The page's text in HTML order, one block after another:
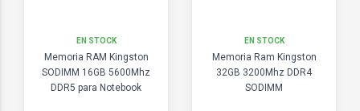
EN STOCK
Memoria RAM Kingston
SODIMM 16GB 5600Mhz
DDR5 para Notebook
EN STOCK
Memoria Ram Kingston
32GB 3200Mhz DDR4
SODIMM